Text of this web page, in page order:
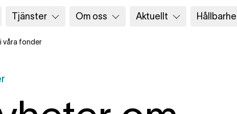
Tjänster Om oss Aktuellt
våra fonder